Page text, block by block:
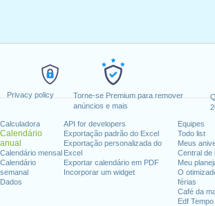
Privacy policy
Torne-se Premium para remover
anúncios e mais
Calculadora
Calendário
anual
Calendário mensal
Calendário
semanal
Dados
API for developers
Exportação padrão do Excel
Exportação personalizada do
Excel
Exportar calendário em PDF
Incorporar um widget
Equipes
Todo list
Meus
Central de
Meu
O
férias
Café da
Edf Tempo